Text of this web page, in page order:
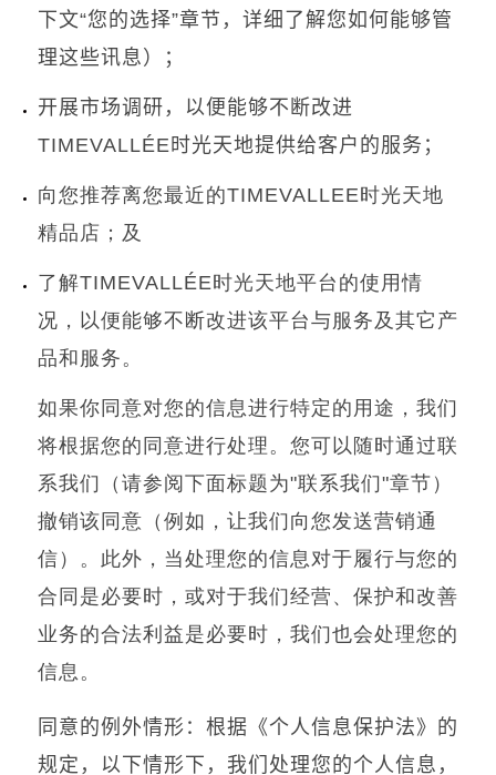
下文“您的选择”章节，详细了解您如何能够管
理这些讯息）；
开展市场调研，以便能够不断改进
TIMEVALLÉE 时光天地提供给客户的服务；
向您推荐离您最近的TIMEVALLEE时光天地
精品店；及
了解TIMEVALLÉE时光天地平台的使用情
况，以便能够不断改进该平台与服务及其它产
品和服务。
如果你同意对您的信息进行特定的用途，我们
将根据您的同意进行处理。您可以随时通过联
系我们（请参阅下面标题为"联系我们"章节）
撤销该同意（例如，让我们向您发送营销通
信）。此外，当处理您的信息对于履行与您的
合同是必要时，或对于我们经营、保护和改善
业务的合法利益是必要时，我们也会处理您的
信息。
同意的例外情形：根据《个人信息保护法》的
规定，以下情形下，我们处理您的个人信息，